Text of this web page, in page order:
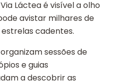
Láctea é visível a olho
avistar milhares de
cadentes.
sessões de
e guias
a descobrir as